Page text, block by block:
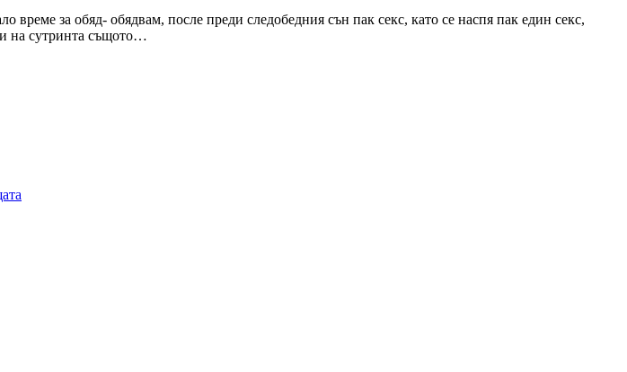
за обяд- обядвам, после преди следобедния сън пак секс, като се наспя пак един секс,
и на сутринта същото…